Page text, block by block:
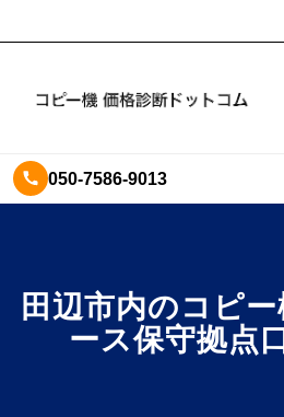
050-7586-9013
田辺市内のコピ
ース保守拠点